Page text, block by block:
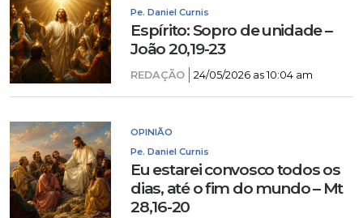
Pe. Daniel Curnis
Espírito: Sopro de unidade –
João 20,19-23
REDAÇÃO 24/05/2026 as 10:04 am
OPINIÃO
Pe. Daniel Curnis
Eu estarei convosco todos os
dias, até o fim do mundo – Mt
28,16-20